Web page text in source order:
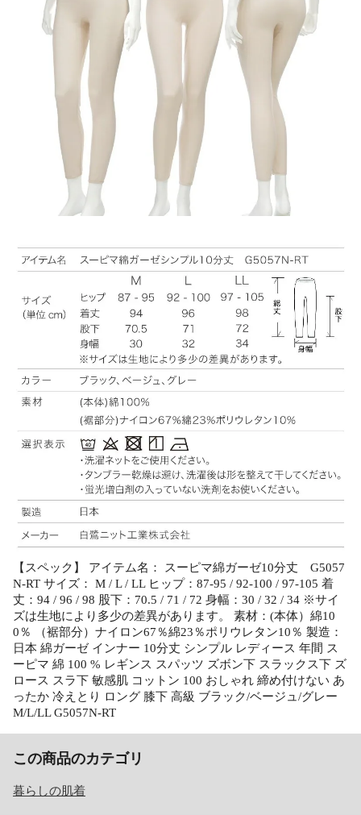
【スペック】 アイテム名： スーピマ綿ガーゼ10分丈 G5057
N-RT サイズ： M / L / LL ヒップ：87-95 / 92-100 / 97-105 着
丈：94 / 96 / 98 股下：70.5 / 71 / 72 身幅：30 / 32 / 34 ※サイ
ズは生地により多少の差異があります。 素材：(本体）綿10
0％ （裾部分）ナイロン67％綿23％ポリウレタン10％ 製造：
日本 綿ガーゼ インナー 10分丈 シンプル レディース 年間 ス
ーピマ 綿 100 % レギンス スパッツ ズボン下 スラックス下 ズ
ロース スラ下 敏感肌 コットン 100 おしゃれ 締め付けない あ
ったか 冷えとり ロング 膝下 高級 ブラック/ベージュ/グレー
M/L/LL G5057N-RT
この商品のカテゴリ
暮らしの肌着